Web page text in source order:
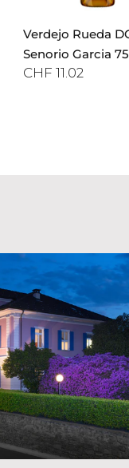
Verdejo Rueda
Senorio Garcia
CHF 11.02